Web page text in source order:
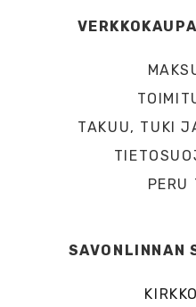
TAKUU, TUKI
PERU
SAVONLINNAN